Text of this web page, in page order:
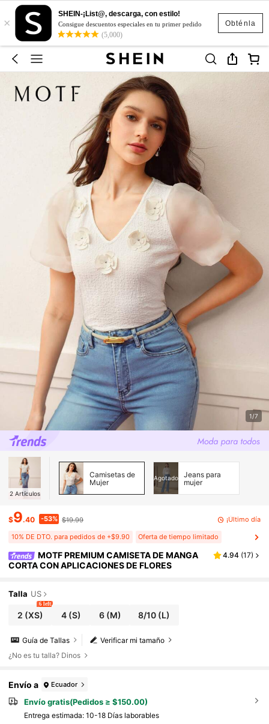
Obténla
×
SHEIN-¡List@, descarga, con estilo!
Consigue descuentos especiales en tu primer pedido
(5,000)
1/7
2 Artículos
Camisetas de
Mujer
Agotado
Jeans para
mujer
$9.40 -53% $19.99 ¡Último día
10% DE DTO. para pedidos de +$9.90 Oferta de tiempo limitado
MOTF PREMIUM CAMISETA DE MANGA
CORTA CON APLICACIONES DE FLORES
4.94 (17)
Talla US
2 (XS)
6 left
4(S) 6(M) 8/10 (L)
Verificar mi tamaño
Guía de Tallas
¿No es tu talla? Dinos
Envío a Ecuador
Envío gratis(Pedidos ≥ $150.00)
Entrega estimada: 10-18 Días laborables